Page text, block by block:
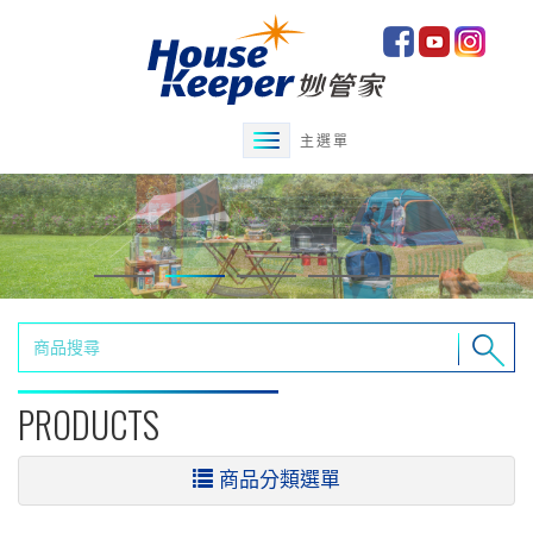
主選單
PRODUCTS
商品分類選單